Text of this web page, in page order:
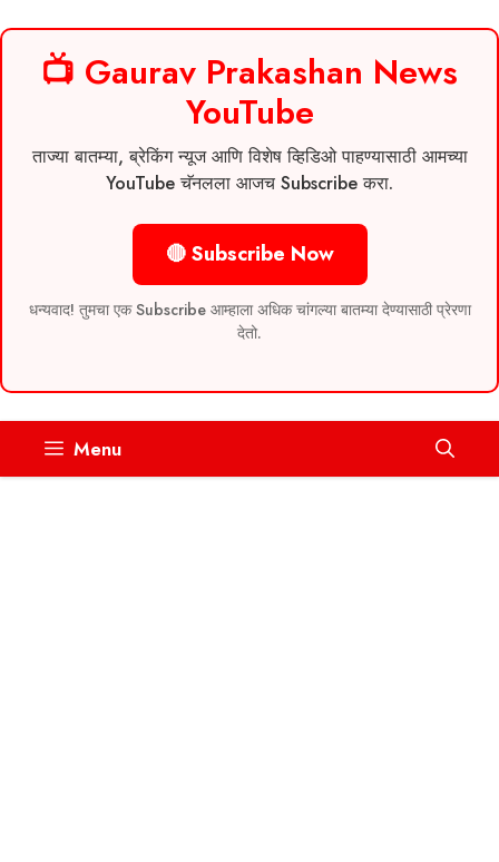
📺 Gaurav Prakashan News
YouTube
ताज्या बातम्या, ब्रेकिंग न्यूज आणि विशेष व्हिडिओ पाहण्यासाठी आमच्या
YouTube चॅनलला आजच Subscribe करा.
🔴 Subscribe Now
धन्यवाद! तुमचा एक Subscribe आम्हाला अधिक चांगल्या बातम्या देण्यासाठी प्रेरणा
देतो.
Menu